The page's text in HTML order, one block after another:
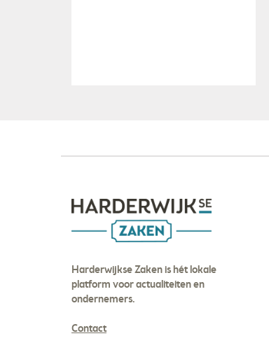
Harderwijkse Zaken is hét lokale
platform voor actualiteiten en
ondernemers.
Contact